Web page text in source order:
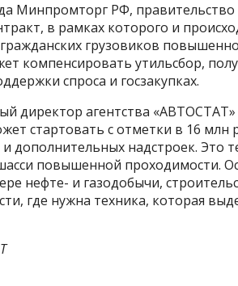
Минпромторг РФ,
в рамках которого и
грузовиков
компенсировать утильсбор,
спроса и госзакупках.
директор агентства «АВТОСТАТ»
стартовать с отметки в 16
дополнительных надстроек. Это
повышенной проходимости.
нефте- и газодобычи,
где нужна техника, которая